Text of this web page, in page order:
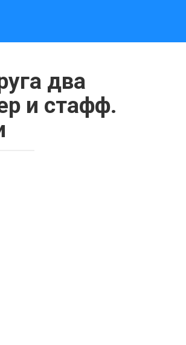
два
и стафф.